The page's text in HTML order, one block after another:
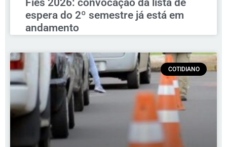
Fies 2026: convocação da lista de
espera do 2º semestre já está em
andamento
COTIDIANO